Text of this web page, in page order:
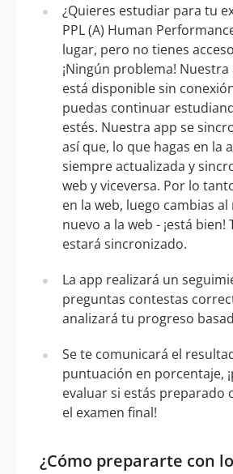
¿Quieres estudiar para tu
PPL (A) Human
lugar, pero no tienes
¡Ningún problema!
está disponible sin
puedas continuar
estés. Nuestra app se
así que, lo que hagas en la
siempre actualizada y
web y viceversa. Por lo
en la web, luego cambias
nuevo a la web - ¡está
estará sincronizado.
La app realizará un
preguntas contestas
analizará tu progreso
Se te comunicará el
puntuación en porcentaje,
evaluar si estás preparado
el examen final!
¿Cómo prepararte con